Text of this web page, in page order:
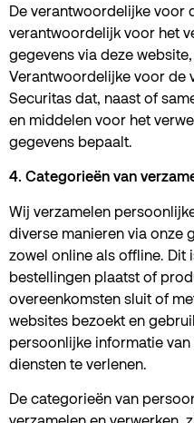
De verantwoordelijke voor
verantwoordelijk voor het
gegevens via deze website,
Verantwoordelijke voor de
Securitas dat, naast of
en middelen voor het
gegevens bepaalt.
4. Categorieën van
Wij verzamelen
diverse manieren via onze
zowel online als offline. Dit
bestellingen plaatst of
overeenkomsten sluit of
websites bezoekt en
persoonlijke informatie
diensten te verlenen.
De categorieën van